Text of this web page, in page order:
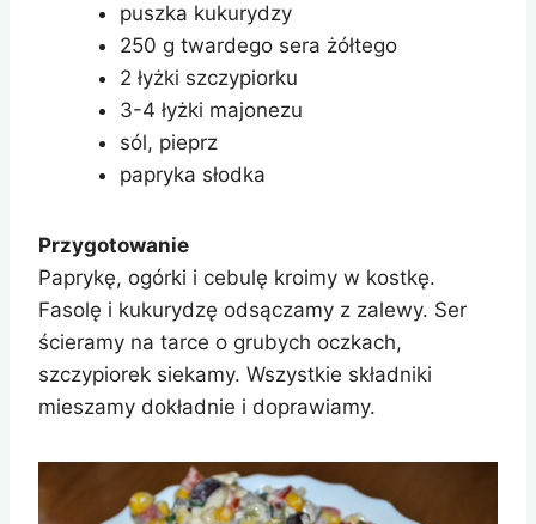
puszka kukurydzy
250 g twardego sera żółtego
2 łyżki szczypiorku
3-4 łyżki majonezu
sól, pieprz
papryka słodka
Przygotowanie
Paprykę, ogórki i cebulę kroimy w kostkę.
Fasolę i kukurydzę odsączamy z zalewy. Ser
ścieramy na tarce o grubych oczkach,
szczypiorek siekamy. Wszystkie składniki
mieszamy dokładnie i doprawiamy.